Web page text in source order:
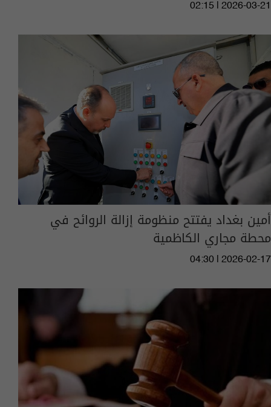
02:15 | 2026-03-21
أمين بغداد يفتتح منظومة إزالة الروائح في
محطة مجاري الكاظمية
04:30 | 2026-02-17